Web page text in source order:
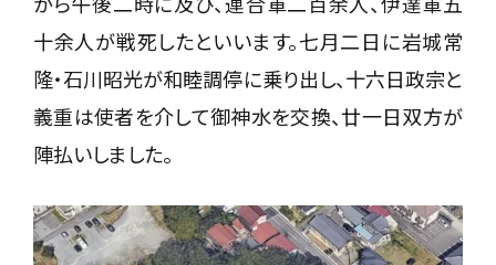
十余人が戦死したといいます。七月二日に岩城常
隆・石川昭光が和睦調停に乗り出し、十六日政宗と
義重は使者を介して御神水を交換、廿一日双方が
陣払いしました。